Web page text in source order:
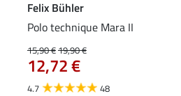
Felix Bühler
Polo technique Mara II
15,90 €19,90 €
12,72 €
4.7 48